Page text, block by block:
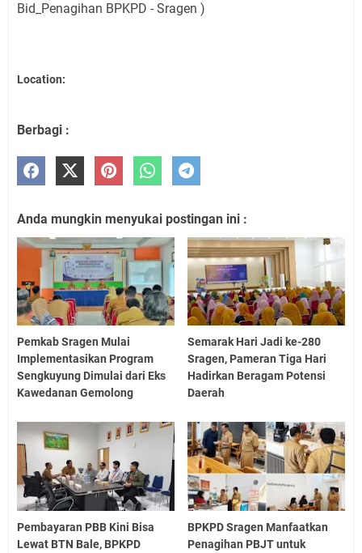
Bid_Penagihan BPKPD - Sragen )
Location:
Berbagi :
Anda mungkin menyukai postingan ini :
Pemkab Sragen Mulai
Implementasikan Program
Sengkuyung Dimulai dari Eks
Kawedanan Gemolong
Semarak Hari Jadi ke-280
Sragen, Pameran Tiga Hari
Hadirkan Beragam Potensi
Daerah
Pembayaran PBB Kini Bisa
Lewat BTN Bale, BPKPD
BPKPD Sragen Manfaatkan
Penagihan PBJT untuk